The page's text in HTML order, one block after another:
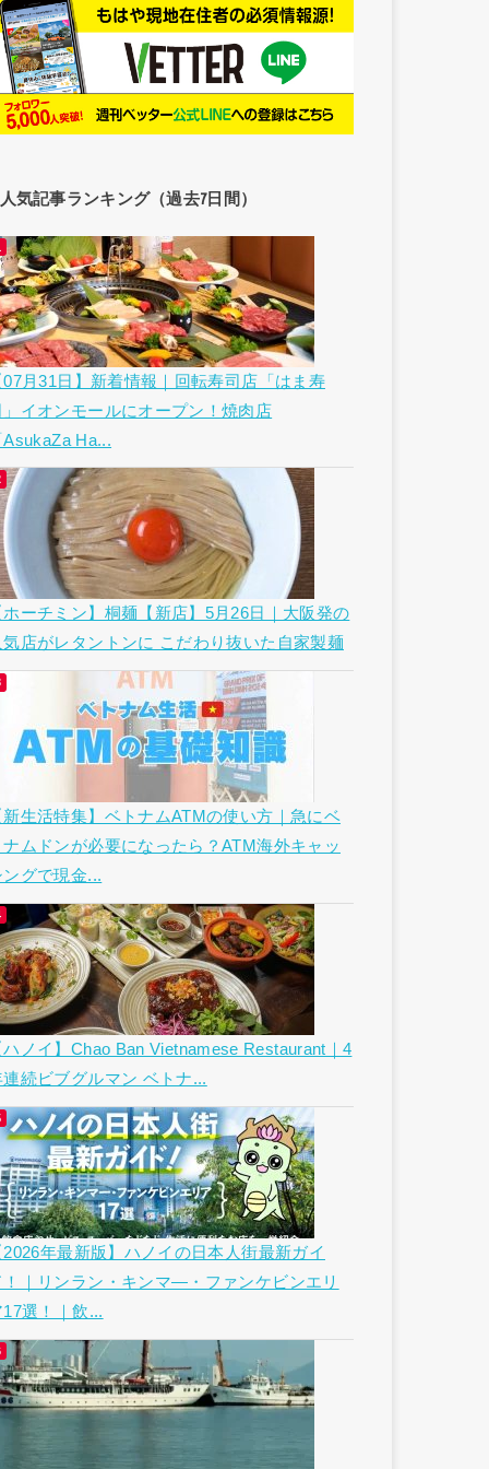
人気記事ランキング（過去7日間）
07月31日】新着情報｜回転寿司店「はま寿
」イオンモールにオープン！焼肉店
AsukaZa Ha...
ホーチミン】桐麺【新店】5月26日｜大阪発の
気店がレタントンに こだわり抜いた自家製麺
新生活特集】ベトナムATMの使い方｜急にベ
ナムドンが必要になったら？ATM海外キャッ
ングで現金...
ハノイ】Chao Ban Vietnamese Restaurant｜4
連続ビブグルマン ベトナ...
2026年最新版】ハノイの日本人街最新ガイ
！｜リンラン・キンマ―・ファンケビンエリ
17選！｜飲...